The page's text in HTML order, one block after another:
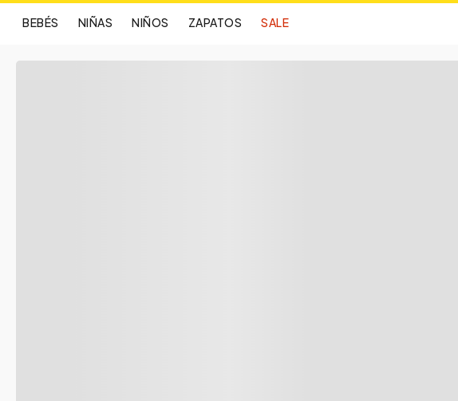
BEBÉS NIÑAS NIÑOS ZAPATOS SALE